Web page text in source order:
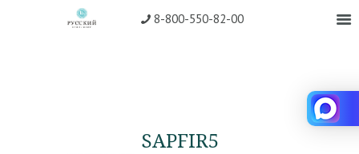
8-800-550-82-00
SAPFIR5